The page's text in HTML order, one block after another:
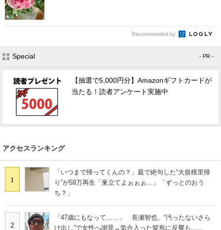
Recommended by
Special - PR -
【抽選で5,000円分】Amazonギフトカードが
当たる！読者アンケート実施中
アクセスランキング
1
「いつまで帰ってくんの？」庭で絶句した“大規模里帰
り”が59万再生「巣立てよぉぉぉ…」「ずっとのおう
ち？」
2
「47歳にもなって……」 長瀬智也、“汚ったないさら
け出し”で女性へ謝罪→気合入った髪形に反響も……